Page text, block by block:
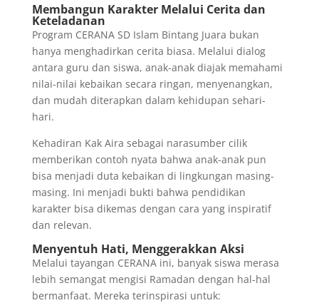
Membangun Karakter Melalui Cerita dan
Keteladanan
Program CERANA SD Islam Bintang Juara bukan
hanya menghadirkan cerita biasa. Melalui dialog
antara guru dan siswa, anak-anak diajak memahami
nilai-nilai kebaikan secara ringan, menyenangkan,
dan mudah diterapkan dalam kehidupan sehari-
hari.
Kehadiran Kak Aira sebagai narasumber cilik
memberikan contoh nyata bahwa anak-anak pun
bisa menjadi duta kebaikan di lingkungan masing-
masing. Ini menjadi bukti bahwa pendidikan
karakter bisa dikemas dengan cara yang inspiratif
dan relevan.
Menyentuh Hati, Menggerakkan Aksi
Melalui tayangan CERANA ini, banyak siswa merasa
lebih semangat mengisi Ramadan dengan hal-hal
bermanfaat. Mereka terinspirasi untuk: